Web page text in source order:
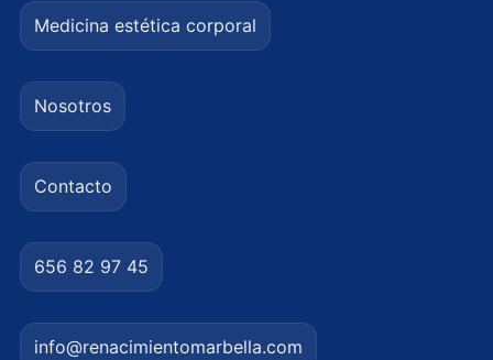
Medicina estética corporal
Nosotros
Contacto
656 82 97 45
info@renacimientomarbella.com